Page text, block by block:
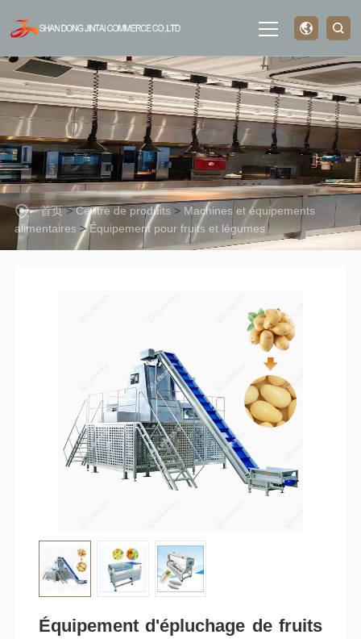
Page
d'accueil
à propos de
nous
Contactez-
nous
首页>Centre de produits> Machines et équipements
alimentaires>Équipement pour fruits et légumes
Équipement d'épluchage de fruits